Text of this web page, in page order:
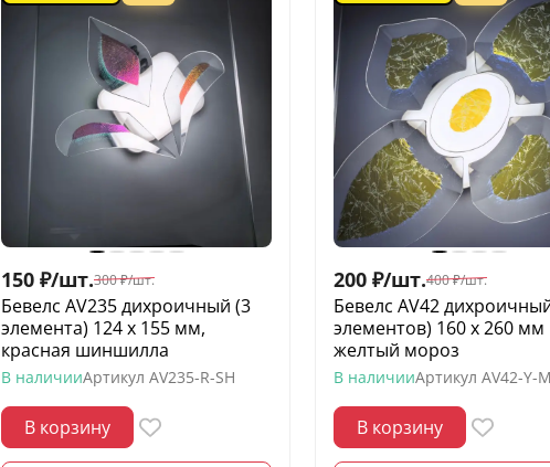
150 ₽/шт.300 ₽/шт.
Бевелс AV235 дихроичный (3
элемента) 124 х 155 мм,
красная шиншилла
В наличииАртикул AV235-R-SH
В корзину
200 ₽/шт.400 ₽/шт.
Бевелс AV42
элементов) 160 х 260 мм
желтый мороз
В наличииАртикул AV42-Y-M
В корзину